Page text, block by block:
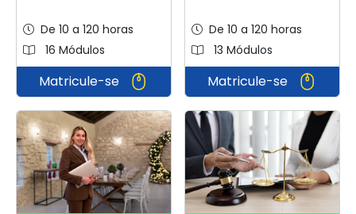
De 10 a 120 horas
16 Módulos
Matricule-se
De 10 a 120 horas
13 Módulos
Matricule-se